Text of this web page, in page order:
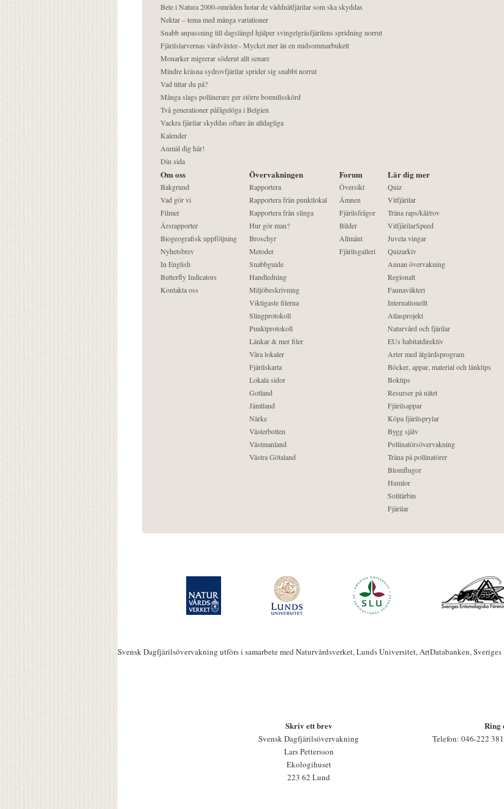
Bete i Natura 2000-områden hotar de väddnätfjärilar som ska skyddas
Nektar – tema med många variationer
Snabb anpassning till dagslängd hjälper svingelgräsfjärilens spridning norrut
Fjärilslarvernas värdväxter– Mycket mer än en midsommarbukett
Monarker migrerar söderut allt senare
Mindre kräsna sydrovfjärilar sprider sig snabbt norrut
Vad tittar du på?
Många slags pollinerare ger större bomullsskörd
Två generationer påfågelöga i Belgien
Vackra fjärilar skyddas oftare än alldagliga
Kalender
Anmäl dig här!
Din sida
Om oss
Bakgrund
Vad gör vi
Filmer
Årsrapporter
Biogeografisk uppföljning
Nyhetsbrev
In English
Butterfly Indicators
Kontakta oss
Övervakningen
Rapportera
Rapportera från punktlokal
Rapportera från slinga
Hur gör man?
Broschyr
Metoder
Snabbguide
Handledning
Miljöbeskrivning
Viktigaste filerna
Slingprotokoll
Punktprotokoll
Länkar & mer filer
Våra lokaler
Fjärilskarta
Lokala sidor
Gotland
Jämtland
Närke
Västerbotten
Västmanland
Västra Götaland
Forum
Översikt
Ämnen
Fjärilsfrågor
Bilder
Allmänt
Fjärilsgalleri
Lär dig mer
Quiz
Vitfjärilar
Träna raps/kål/rov
VitfjärilarSpeed
Juvela vingar
Quizarkiv
Annan övervakning
Regionalt
Faunaväkteri
Internationellt
Atlasprojekt
Naturvård och fjärilar
EUs habitatdirektiv
Arter med åtgärdsprogram
Böcker, appar, material och länktips
Boktips
Resurser på nätet
Fjärilsappar
Köpa fjärilsprylar
Bygg själv
Pollinatörsövervakning
Träna på pollinatörer
Blomflugor
Humlor
Solitärbin
Fjärilar
Svensk Dagfjärilsövervakning utförs i samarbete med Naturvårdsverket, Lunds Universitet, ArtDatabanken,
Skriv ett brev
Svensk Dagfjärilsövervakning
Lars Pettersson
Ekologihuset
223 62 Lund
Ring
Telefon: 046-222